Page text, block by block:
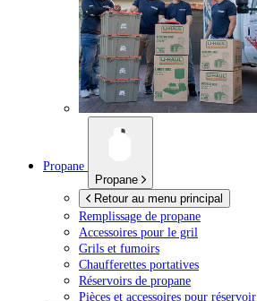
Propane
Propane
Retour au menu principal
Remplissage de propane
Accessoires pour le gril
Grils et fumoirs
Chaufferettes portatives
Réservoirs de propane
Pièces et accessoires pour réservoir